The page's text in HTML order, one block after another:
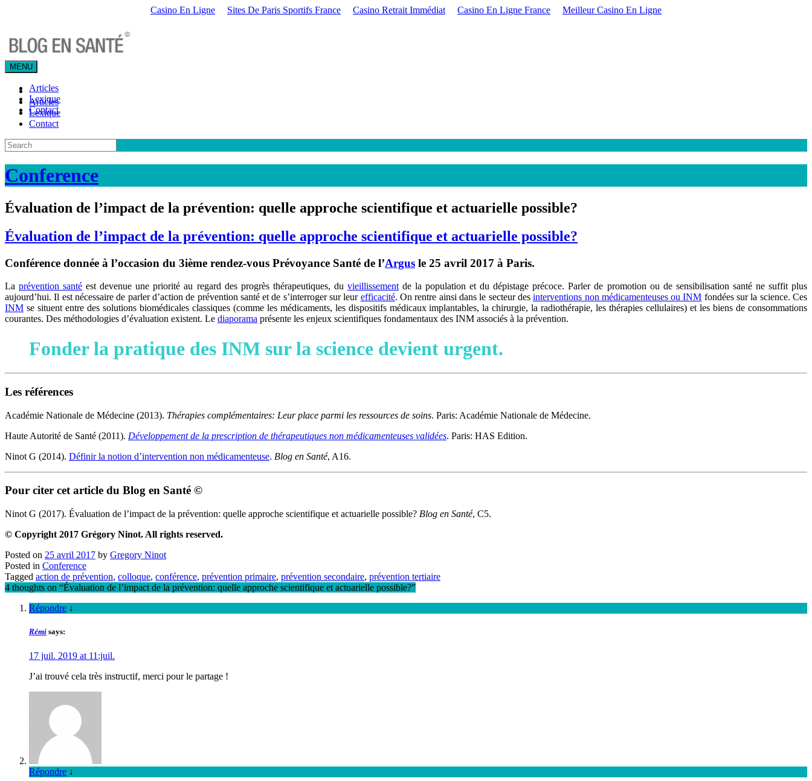
Casino En Ligne Sites De Paris Sportifs France Casino Retrait Immédiat Casino En Ligne France Meilleur Casino En Ligne
MENU
Articles
Lexique
Contact
Articles
Lexique
Contact
Conference
Évaluation de l’impact de la prévention: quelle approche scientifique et actuarielle possible?
Évaluation de l’impact de la prévention: quelle approche scientifique et actuarielle possible?
Conférence donnée à l’occasion du 3ième rendez-vous Prévoyance Santé de l’Argus le 25 avril 2017 à Paris.
Laprévention santé est devenue une priorité au regard des progrès thérapeutiques, du vieillissementde la population et du dépistage précoce. Parler de promotion ou de sensibilisation santé ne suffit plus
aujourd’hui. Il est nécessaire de parler d’action de prévention santé et de s’interroger sur leur efficacité. On rentre ainsi dans le secteur desinterventions non médicamenteuses ou INM fondées sur la science. Ces
INM se situent entre des solutions biomédicales classiques (comme les médicaments, les dispositifs médicaux implantables, la chirurgie, la radiothérapie, les thérapies cellulaires) et les biens de consommations
courantes. Des méthodologies d’évaluation existent. Le diaporama présente les enjeux scientifiques fondamentaux des INM associés à la prévention.
Fonder la pratique des INM sur la science devient urgent.
Les références
Académie Nationale de Médecine (2013). Thérapies complémentaires: Leur place parmi les ressources de soins. Paris: Académie Nationale de Médecine.
Haute Autorité de Santé (2011). Développement de la prescription de thérapeutiques non médicamenteuses validées. Paris: HAS Edition.
Ninot G (2014). Définir la notion d’intervention non médicamenteuse. Blog en Santé, A16.
Pour citer cet article du Blog en Santé ©
Ninot G (2017). Évaluation de l’impact de la prévention: quelle approche scientifique et actuarielle possible? Blog en Santé, C5.
© Copyright 2017 Grégory Ninot. All rights reserved.
Posted on 25 avril 2017 by Gregory Ninot
Posted in Conference
Tagged action de prévention, colloque, conférence, prévention primaire, prévention secondaire, prévention tertiaire
4 thoughts on “Évaluation de l’impact de la prévention: quelle approche scientifique et actuarielle possible?”
Répondre ↓
Rémi says:
17 juil. 2019 at 11:juil.
J’ai trouvé cela très instructif, merci pour le partage !
Répondre ↓